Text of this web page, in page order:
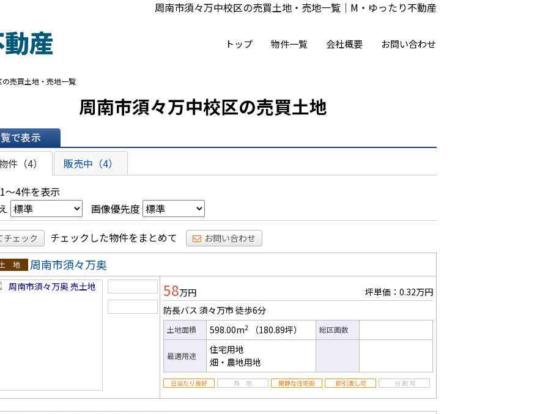
周南市須々万中校区の売買土地・売地一覧｜M・ゆったり不動産
産 トップ 物件一覧 会社概要 お問い合わせ
売買土地・売地一覧
周南市須々万中校区の売買土地
示
件（4）
販売中（4）
～4件を表示
画像優先度
チェック チェックした物件をまとめて お問い合わせ
地
周南市須々万奥
58万円
坪単価：0.32万円
防長バス 須々万市 徒歩6分
土地面積 598.00m2 （180.89坪） 総区画数
最適用途
住宅用地
畑・農地用地